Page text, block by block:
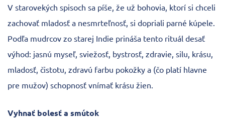
V starovekých spisoch sa píše, že už bohovia, ktorí si chceli
zachovať mladosť a nesmrteľnosť, si dopriali parné kúpele.
Podľa mudrcov zo starej Indie prináša tento rituál desať
výhod: jasnú myseľ, sviežosť, bystrosť, zdravie, silu, krásu,
mladosť, čistotu, zdravú farbu pokožky a (čo platí hlavne
pre mužov) schopnosť vnímať krásu žien.
Vyhnať bolesť a smútok